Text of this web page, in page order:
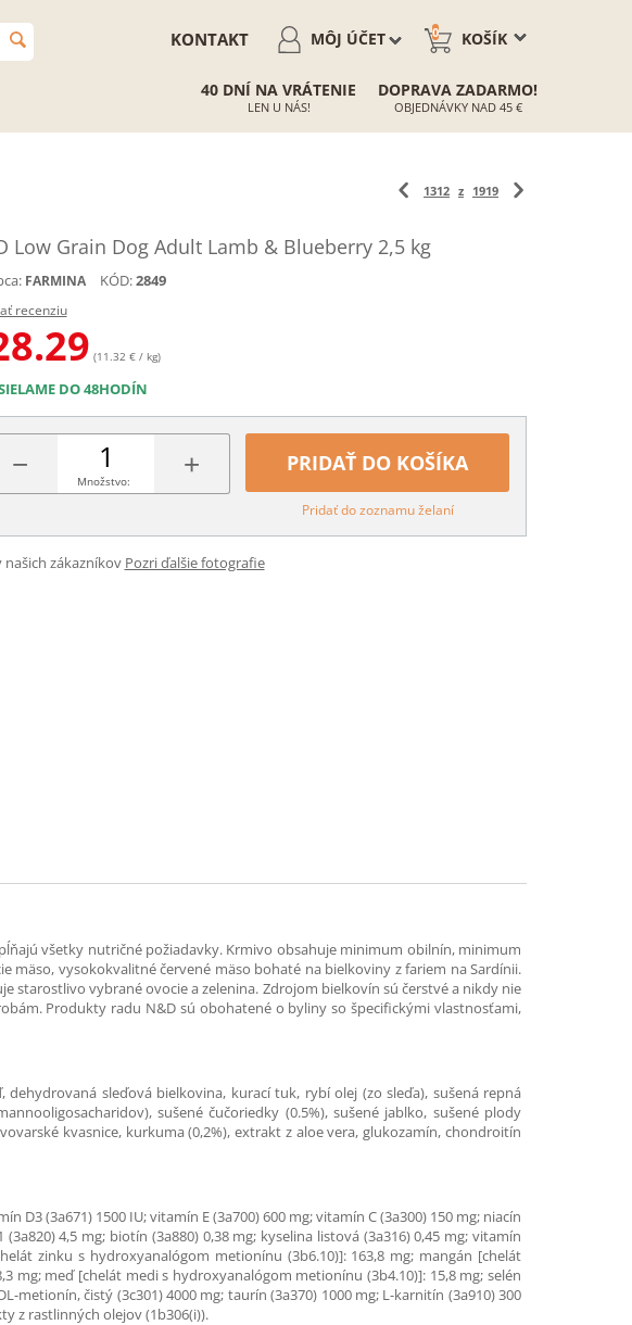
KOŠÍK
0
MÔJ ÚČET
KONTAKT
40 DNÍ NA VRÁTENIE
LEN U NÁS!
DOPRAVA ZADARMO!
OBJEDNÁVKY NAD 45 €
1312 z 1919
Low Grain Dog Adult Lamb & Blueberry 2,5 kg
FARMINA KÓD:2849
recenziu
(11.32 € / kg)
DO 48HODÍN
− +
Množstvo:
PRIDAŤ DO KOŠÍKA
Pridať do zoznamu želaní
našich zákazníkov Pozri ďalšie fotografie
všetky nutričné požiadavky. Krmivo obsahuje minimum obilnín, minimum
mäso, vysokokvalitné červené mäso bohaté na bielkoviny z fariem na Sardínii.
vybrané ovocie a zelenina. Zdrojom bielkovín sú čerstvé a nikdy nie
Produkty radu N&D sú obohatené o byliny so špecifickými vlastnosťami,
dehydrovaná sleďová bielkovina, kurací tuk, rybí olej (zo sleďa), sušená repná
sušené čučoriedky (0.5%), sušené jablko, sušené plody
kvasnice, kurkuma (0,2%), extrakt z aloe vera, glukozamín, chondroitín
(3a671) 1500 IU; vitamín E (3a700) 600 mg; vitamín C (3a300) 150 mg; niacín
4,5 mg; biotín (3a880) 0,38 mg; kyselina listová (3a316) 0,45 mg; vitamín
zinku s hydroxyanalógom metionínu (3b6.10)]: 163,8 mg; mangán [chelát
mg; meď [chelát medi s hydroxyanalógom metionínu (3b4.10)]: 15,8 mg; selén
čistý (3c301) 4000 mg; taurín (3a370) 1000 mg; L-karnitín (3a910) 300
z rastlinných olejov (1b306(i)).